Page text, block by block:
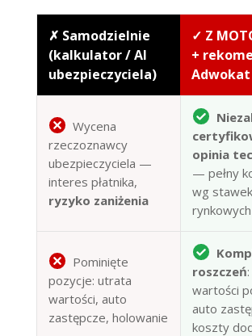
✗ Samodzielnie
(kalkulator / AI
ubezpieczyciela)
✓ Z
+
Adwokat
Wycena
rzeczoznawcy
ubezpieczyciela —
interes płatnika,
ryzyko zaniżenia
opinia
— pełny
wg stawek
rynkowych
Pominięte
pozycje: utrata
wartości, auto
zastępcze, holowanie
roszczeń
wartości
auto
koszty